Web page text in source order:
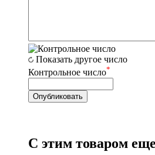
Показать другое число
Контрольное число*
С этим товаром